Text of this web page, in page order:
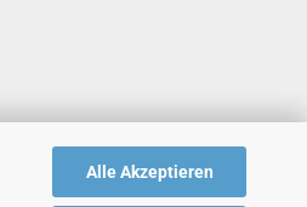
Alle Akzeptieren